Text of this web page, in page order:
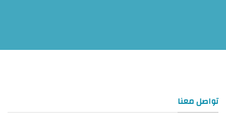
تواصل معنا